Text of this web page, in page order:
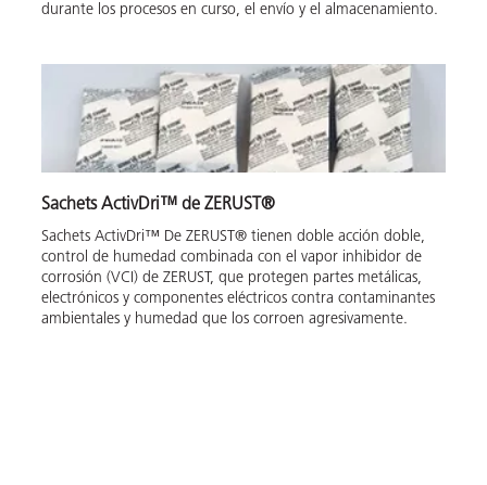
durante los procesos en curso, el envío y el almacenamiento.
Sachets ActivDri™ de ZERUST®
Sachets ActivDri™ De ZERUST® tienen doble acción doble,
control de humedad combinada con el vapor inhibidor de
corrosión (VCI) de ZERUST, que protegen partes metálicas,
electrónicos y componentes eléctricos contra contaminantes
ambientales y humedad que los corroen agresivamente.